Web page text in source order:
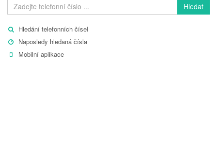
Hledat
Hledání telefonních čísel
Naposledy hledaná čísla
Mobilní aplikace